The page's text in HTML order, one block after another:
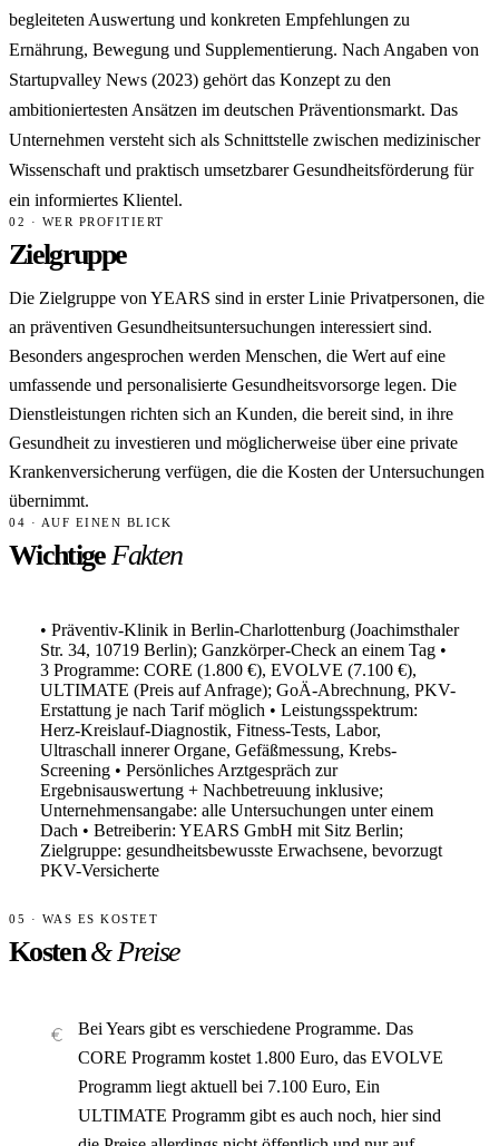
begleiteten Auswertung und konkreten Empfehlungen zu
Ernährung, Bewegung und Supplementierung. Nach Angaben von
Startupvalley News (2023) gehört das Konzept zu den
ambitioniertesten Ansätzen im deutschen Präventionsmarkt. Das
Unternehmen versteht sich als Schnittstelle zwischen medizinischer
Wissenschaft und praktisch umsetzbarer Gesundheitsförderung für
ein informiertes Klientel.
02 · WER PROFITIERT
Zielgruppe
Die Zielgruppe von YEARS sind in erster Linie Privatpersonen, die
an präventiven Gesundheitsuntersuchungen interessiert sind.
Besonders angesprochen werden Menschen, die Wert auf eine
umfassende und personalisierte Gesundheitsvorsorge legen. Die
Dienstleistungen richten sich an Kunden, die bereit sind, in ihre
Gesundheit zu investieren und möglicherweise über eine private
Krankenversicherung verfügen, die die Kosten der Untersuchungen
übernimmt.
04 · AUF EINEN BLICK
WichtigeFakten
• Präventiv-Klinik in Berlin-Charlottenburg (Joachimsthaler
Str. 34, 10719 Berlin); Ganzkörper-Check an einem Tag •
3 Programme: CORE (1.800 €), EVOLVE (7.100 €),
ULTIMATE (Preis auf Anfrage); GoÄ-Abrechnung, PKV-
Erstattung je nach Tarif möglich • Leistungsspektrum:
Herz-Kreislauf-Diagnostik, Fitness-Tests, Labor,
Ultraschall innerer Organe, Gefäßmessung, Krebs-
Screening • Persönliches Arztgespräch zur
Ergebnisauswertung + Nachbetreuung inklusive;
Unternehmensangabe: alle Untersuchungen unter einem
Dach • Betreiberin: YEARS GmbH mit Sitz Berlin;
Zielgruppe: gesundheitsbewusste Erwachsene, bevorzugt
PKV-Versicherte
05 · WAS ES KOSTET
Kosten& Preise
Bei Years gibt es verschiedene Programme. Das
CORE Programm kostet 1.800 Euro, das EVOLVE
Programm liegt aktuell bei 7.100 Euro, Ein
ULTIMATE Programm gibt es auch noch, hier sind